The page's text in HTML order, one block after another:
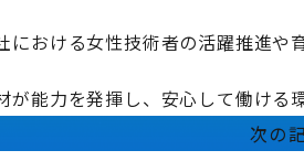
における女性技術者の活躍推進や
が能力を発揮し、安心して働ける
次の